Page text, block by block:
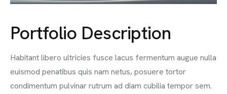
Portfolio Description
Habitant libero ultricies fusce lacus fermentum augue nulla
euismod penatibus quis nam netus, posuere tortor
condimentum pulvinar rutrum ad diam cubilia tempor sem.